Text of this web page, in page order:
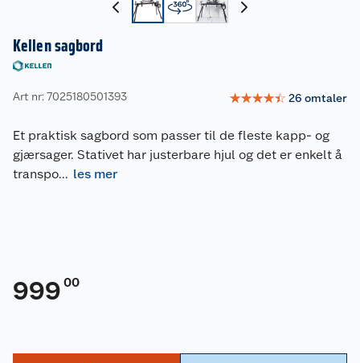
Kellen sagbord
Art nr: 7025180501393 ☆☆☆☆☆ 26 omtaler
Et praktisk sagbord som passer til de fleste kapp- og
gjærsager. Stativet har justerbare hjul og det er enkelt å
transpo... les mer
999 00